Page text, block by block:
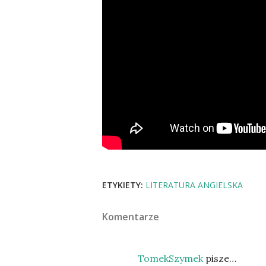
ETYKIETY: LITERATURA ANGIELSKA
Komentarze
TomekSzymekpisze…